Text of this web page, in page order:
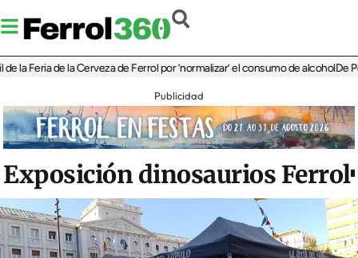
de la Cerveza de Ferrol por ‘normalizar’ el consumo de alcoholDe Perlío a
Publicidad
Exposición dinosaurios Ferrol